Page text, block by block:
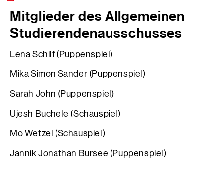
Mitglieder des Allgemeinen
Studierendenausschusses
Lena Schilf (Puppenspiel)
Mika Simon Sander (Puppenspiel)
Sarah John (Puppenspiel)
Ujesh Buchele (Schauspiel)
Mo Wetzel (Schauspiel)
Jannik Jonathan Bursee (Puppenspiel)